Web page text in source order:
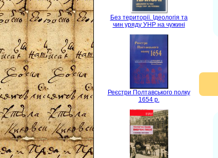
Без території. Ідеологія та
чин уряду УНР на чужині
Реєстри Полтавського полку
1654 р.